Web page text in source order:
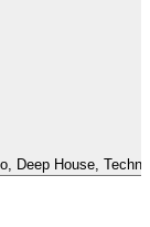
Deep House, Techno